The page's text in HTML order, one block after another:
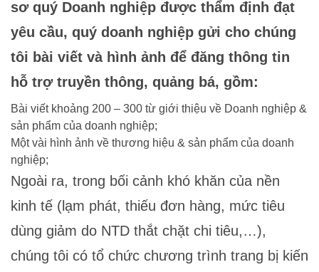
sơ quý Doanh nghiệp được thẩm định đạt
yêu cầu, quý doanh nghiệp gửi cho chúng
tôi bài viết và hình ảnh để đăng thông tin
hỗ trợ truyền thông, quảng bá, gồm:
Bài viết khoảng 200 – 300 từ giới thiệu về Doanh nghiệp &
sản phẩm của doanh nghiệp;
Một vài hình ảnh về thương hiệu & sản phẩm của doanh
nghiệp;
Ngoài ra, trong bối cảnh khó khăn của nền
kinh tế (lạm phát, thiếu đơn hàng, mức tiêu
dùng giảm do NTD thắt chặt chi tiêu,…),
chúng tôi có tổ chức chương trình trang bị kiến